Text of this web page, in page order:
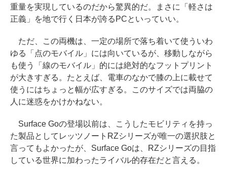
重量を実現しているのだから驚異的だ。まさに「軽さは
正義」を地で行く日本が誇るPCといっていい。
ただ、この両機は、一定の場所で落ち着いて使ういわ
ゆる「点のモバイル」には向いているが、移動しながら
も使う「線のモバイル」的には絶対的なフットプリント
が大きすぎる。たとえば、電車のなかで膝の上に載せて
使うにはちょっと幅が広すぎる。このサイズでは両脇の
人に迷惑をかけかねない。
Surface Goの登場以前は、こうしたモビリティを持っ
た製品としてレッツノートRZシリーズが唯一の選択肢と
言ってもよかったが、Surface Goは、RZシリーズの目指
している世界に加わったライバル的存在だと言える。